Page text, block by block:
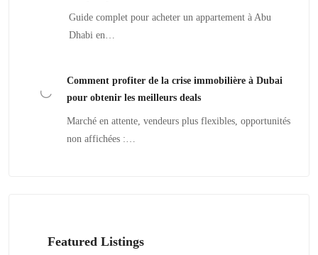
Guide complet pour acheter un appartement à Abu
Dhabi en…
Comment profiter de la crise immobilière à Dubai
pour obtenir les meilleurs deals
Marché en attente, vendeurs plus flexibles, opportunités
non affichées :…
Featured Listings